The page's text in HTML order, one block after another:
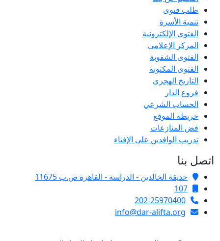
طلب فتوى
تنمية الأسرة
الفتوى الإلكترونية
المركز الإعلامى
الفتوى الشفوية
الفتوى المكتوبة
التاريخ الهجري
فروع الدار
الحساب الشرعي
خريطة الموقع
فض المنازعات
تدريب الوافدين على الإفتاء
اتصل بنا
حديقة الخالدين - الدراسة - القاهرة ص.ب 11675
107
202-25970400
info@dar-alifta.org